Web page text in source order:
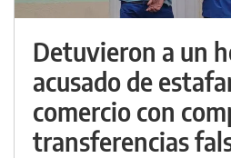
Detuvieron a un
acusado de
comercio con
transferencias